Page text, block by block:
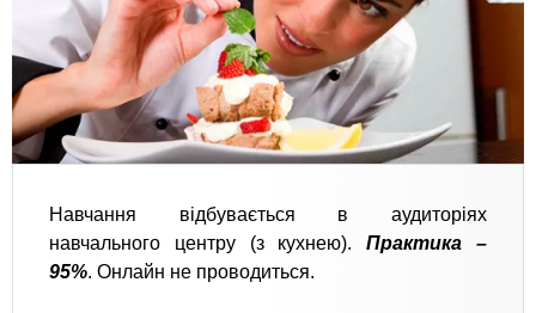
Навчання відбувається в аудиторіях
навчального центру (з кухнею).Практика –
95%. Онлайн не проводиться.